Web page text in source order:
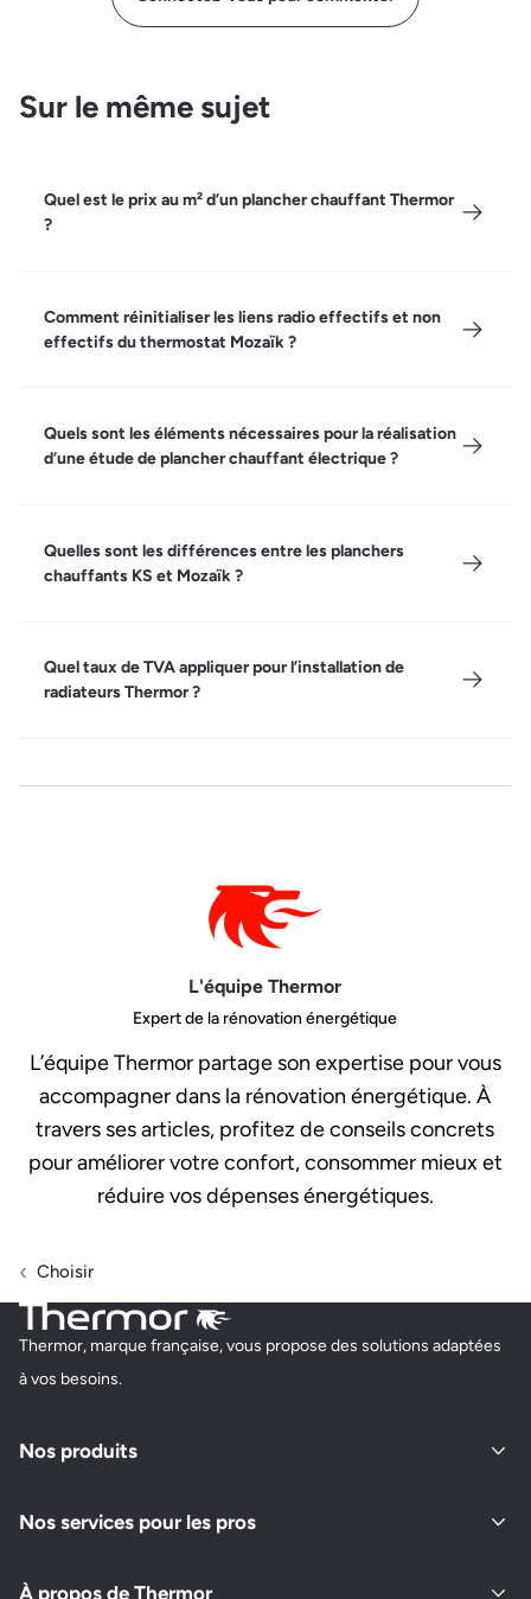
Sur le même sujet
Quel est le prix au m² d’un plancher chauffant Thermor
?
Comment réinitialiser les liens radio effectifs et non
effectifs du thermostat Mozaïk ?
Quels sont les éléments nécessaires pour la réalisation
d’une étude de plancher chauffant électrique ?
Quelles sont les différences entre les planchers
chauffants KS et Mozaïk ?
Quel taux de TVA appliquer pour l’installation de
radiateurs Thermor ?
L'équipe Thermor
Expert de la rénovation énergétique
L’équipe Thermor partage son expertise pour vous
accompagner dans la rénovation énergétique. À
travers ses articles, profitez de conseils concrets
pour améliorer votre confort, consommer mieux et
réduire vos dépenses énergétiques.
Choisir
Thermor, marque française, vous propose des solutions adaptées
à vos besoins.
Nos produits
Nos services pour les pros
À propos de Thermor